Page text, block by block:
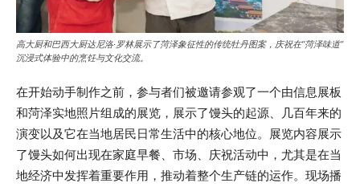
高大厨和巴西大厨达尼洛·罗林展示了菏泽象征性的传统牡丹图案，庆祝在“菏泽味道”
沉浸式体验中的烹饪与文化交流。
在开始动手制作之前，参与者们被邀请参观了一个由信息展板
和菏泽实地照片组成的展览，展示了馒头的起源、几百年来的
演变以及它在当地居民日常生活中的核心地位。展览内容展示
了馒头如何出现在家庭早餐、市场、庆祝活动中，尤其是在当
地经济中发挥着重要作用，推动着整个生产链的运作。现场播